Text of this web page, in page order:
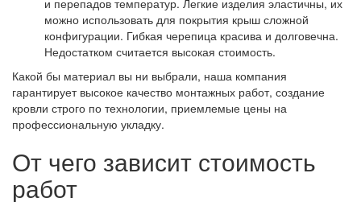
и перепадов температур. Легкие изделия эластичны, их
можно использовать для покрытия крыш сложной
конфигурации. Гибкая черепица красива и долговечна.
Недостатком считается высокая стоимость.
Какой бы материал вы ни выбрали, наша компания
гарантирует высокое качество монтажных работ, создание
кровли строго по технологии, приемлемые цены на
профессиональную укладку.
От чего зависит стоимость
работ